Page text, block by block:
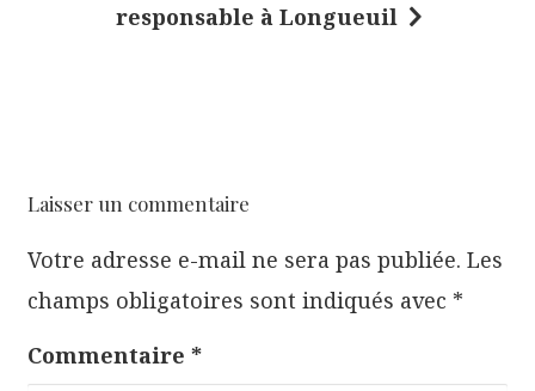
o
d
e
l
responsable à Longueuil
Laisser un commentaire
Votre adresse e-mail ne sera pas publiée. Les
champs obligatoires sont indiqués avec *
Commentaire *